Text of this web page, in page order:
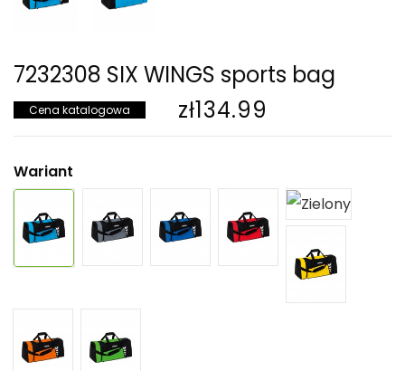
7232308 SIX WINGS sports bag
Cena katalogowa zł134.99
Wariant